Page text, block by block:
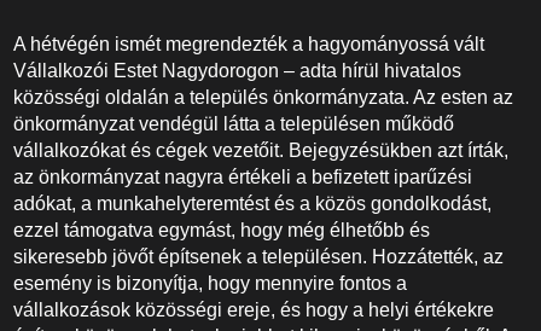
A hétvégén ismét megrendezték a hagyományossá vált
Vállalkozói Estet Nagydorogon – adta hírül hivatalos
közösségi oldalán a település önkormányzata. Az esten az
önkormányzat vendégül látta a településen működő
vállalkozókat és cégek vezetőit. Bejegyzésükben azt írták,
az önkormányzat nagyra értékeli a befizetett iparűzési
adókat, a munkahelyteremtést és a közös gondolkodást,
ezzel támogatva egymást, hogy még élhetőbb és
sikeresebb jövőt építsenek a településen. Hozzátették, az
esemény is bizonyítja, hogy mennyire fontos a
vállalkozások közösségi ereje, és hogy a helyi értékekre